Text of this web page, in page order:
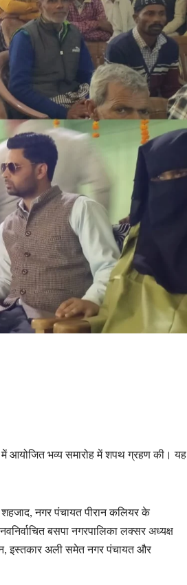
में आयोजित भव्य समारोह में शपथ ग्रहण की। यह
शहजाद, नगर पंचायत पीरान कलियर के
बसपा नगरपालिका लक्सर अध्यक्ष
इस्तकार अली समेत नगर पंचायत और